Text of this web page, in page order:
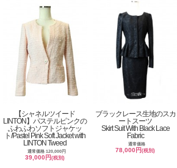
【シャネルツイード
LINTON】パステルピンクの
ふわふわソフトジャケッ
ト/Pastel Pink Soft Jacket with
LINTON Tweed
通常価格 120,000円
39,000円(税別)
ブラックレース生地のスカ
ートスーツ
Skirt Suit With Black Lace
Fabric
通常価格
78,000円(税別)